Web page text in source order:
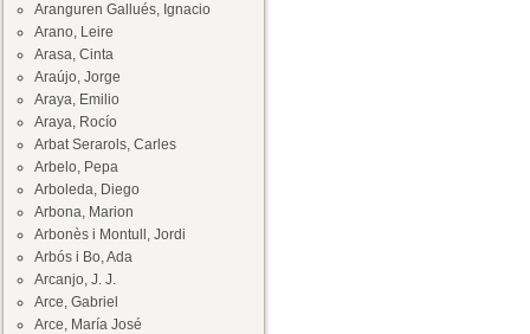
Aranguren Gallués, Ignacio
Arano, Leire
Arasa, Cinta
Araújo, Jorge
Araya, Emilio
Araya, Rocío
Arbat Serarols, Carles
Arbelo, Pepa
Arboleda, Diego
Arbona, Marion
Arbonès i Montull, Jordi
Arbós i Bo, Ada
Arcanjo, J. J.
Arce, Gabriel
Arce, María José